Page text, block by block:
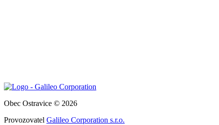
Obec Ostravice © 2026
Provozovatel Galileo Corporation s.r.o.